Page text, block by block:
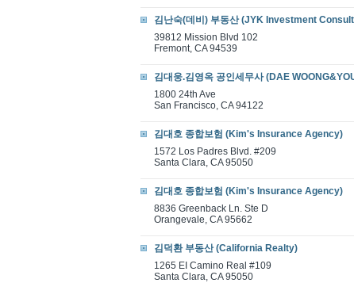
김난숙(데비) 부동산 (JYK Investment
39812 Mission Blvd 102
Fremont, CA 94539
김대웅.김영옥 공인세무사 (DAE
1800 24th Ave
San Francisco, CA 94122
김대호 종합보험 (Kim's Insurance Agency)
1572 Los Padres Blvd. #209
Santa Clara, CA 95050
김대호 종합보험 (Kim's Insurance Agency)
8836 Greenback Ln. Ste D
Orangevale, CA 95662
김덕환 부동산 (California Realty)
1265 EI Camino Real #109
Santa Clara, CA 95050